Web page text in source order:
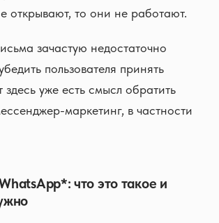
открывают, то они не работают.
зачастую недостаточно
пользователя принять
уже есть смысл обратить
маркетинг, в частности
что это такое и